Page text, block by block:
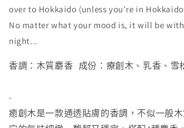
over to Hokkaido (unless you're in
No matter what your mood is, it will be
night...
香調：木質麝香 成份：療創木、乳香、雪
-
癒創木是一款通透貼膚的香調，不似一般木